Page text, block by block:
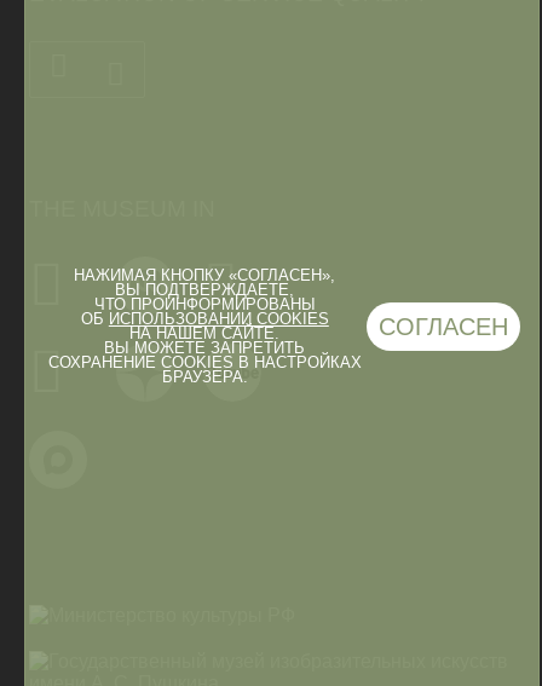
НАЖИМАЯ КНОПКУ «СОГЛАСЕН»,
ВЫ ПОДТВЕРЖДАЕТЕ,
ЧТО ПРОИНФОРМИРОВАНЫ
ОБ ИСПОЛЬЗОВАНИИ COOKIES
НА НАШЕМ САЙТЕ.
ВЫ МОЖЕТЕ ЗАПРЕТИТЬ
СОХРАНЕНИЕ COOKIES В НАСТРОЙКАХ
БРАУЗЕРА.
СОГЛАСЕН